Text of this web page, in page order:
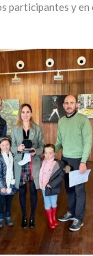
participantes y en